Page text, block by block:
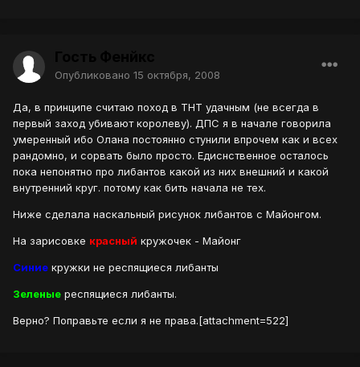
Опубликовано 15 октября, 2008
Да, в принципе считаю поход в ТНТ удачным (не всегда в
первый заход убивают королеву). ДПС я в начале говорила
умеренный ибо Олана постоянно стунили впрочем как и всех
рандомно, и сорвать было просто. Едиснственное осталось
пока непонятно про либантов какой из них внешний и какой
внутренний круг. потому как бить начала не тех.
Ниже сделала наскальный рисунок либантов с Майонгом.
На зарисовке красный кружочек - Майонг
Синие кружки не респящиеся либанты
Зеленые респящиеся либанты.
Верно? Поправьте если я не права.[attachment=522]